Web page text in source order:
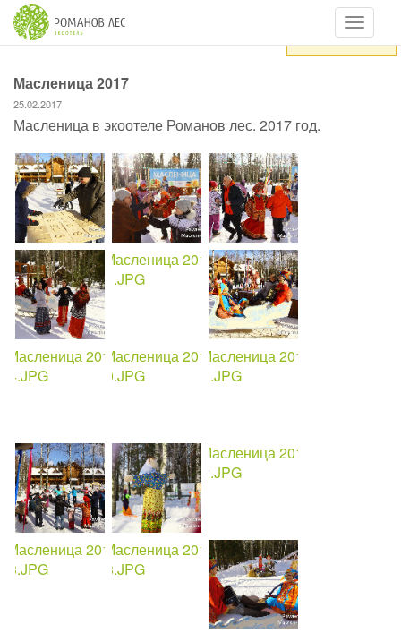
Масленица 2017
25.02.2017
Масленица в экоотеле Романов лес. 2017 год.
Загрузка...